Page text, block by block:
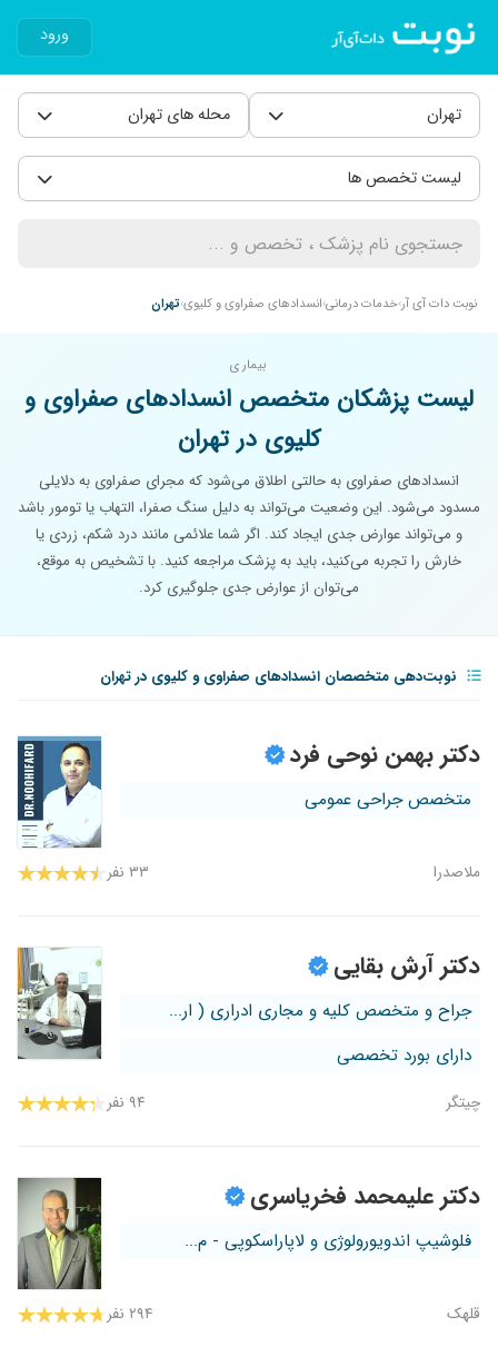
ورود
تهران محله های تهران
لیست تخصص ها
نوبت دات آی آر خدمات درمانی انسدادهای صفراوی و کلیوی تهران
بیماری
لیست پزشکان متخصص انسدادهای صفراوی و
کلیوی در تهران
انسدادهای صفراوی به حالتی اطلاق می‌شود که مجرای صفراوی به دلایلی
مسدود می‌شود. این وضعیت می‌تواند به دلیل سنگ صفرا، التهاب یا تومور باشد
و می‌تواند عوارض جدی ایجاد کند. اگر شما علائمی مانند درد شکم، زردی یا
خارش را تجربه می‌کنید، باید به پزشک مراجعه کنید. با تشخیص به موقع،
می‌توان از عوارض جدی جلوگیری کرد.
نوبت‌دهی متخصصان انسدادهای صفراوی و کلیوی در تهران
دکتر بهمن نوحی فرد
متخصص جراحی عمومی
ملاصدرا ۳۳ نفر
دکتر آرش بقایی
جراح و متخصص کلیه و مجاری ادراری ( ار...
دارای بورد تخصصی
چیتگر ۹۴ نفر
دکتر علیمحمد فخریاسری
فلوشیپ اندویورولوژی و لاپاراسکوپی - م...
قلهک ۲۹۴ نفر